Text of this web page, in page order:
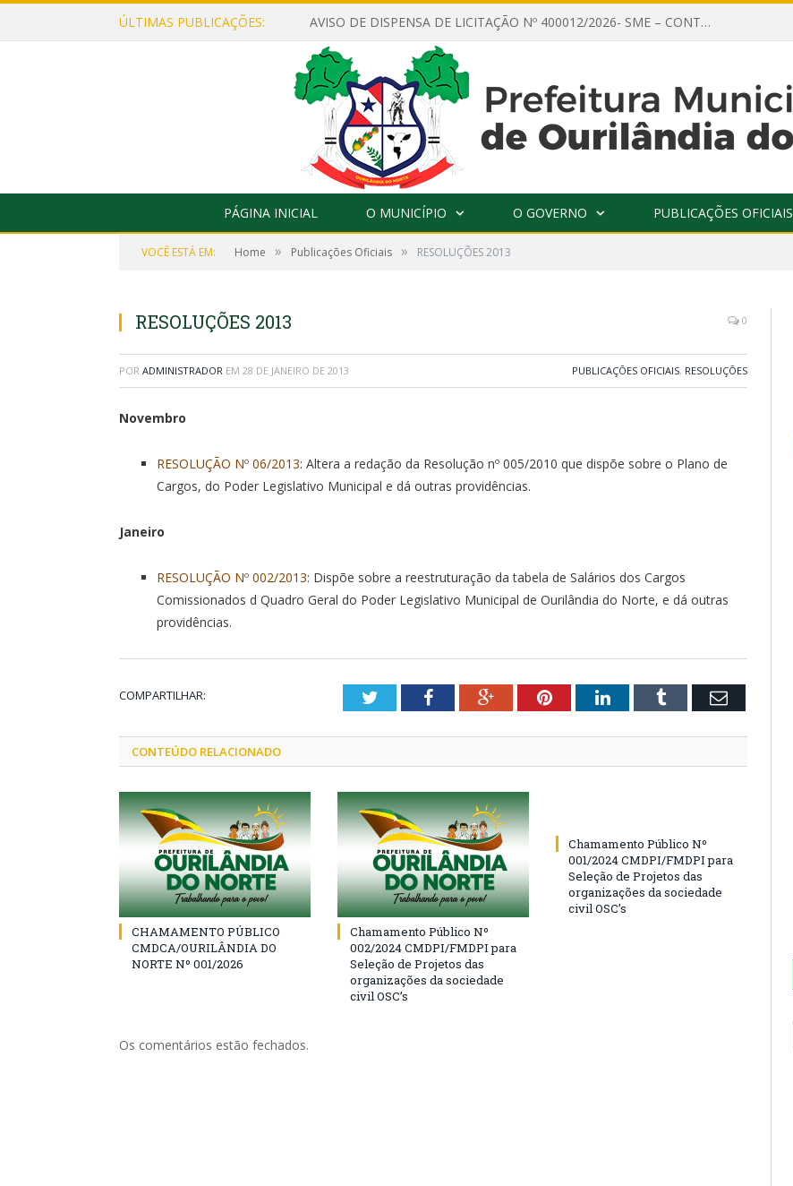
ÚLTIMAS PUBLICAÇÕES: AVISO DE DISPENSA DE LICITAÇÃO Nº 400012/2026- SME – CONTRATAÇÃO DE EMPRESA ESPECIALIZADA PARA LOCAÇÃO DE ÔNIBUS EXECUTIVO COM CAPACIDADE DE 60 (SESSENTA) POLTRONAS, PARA TRANSPORTAR PROFESSORES RESPONSÁVEIS E ALUNOS PARA BRASÍLIA, COM SAÍDA DIA 10/08/2026 E RETORNO DIA 14/08/2026
PÁGINA INICIAL O MUNICÍPIO O GOVERNO PUBLICAÇÕES OFICIAIS
VOCÊ ESTÁ EM: Home » Publicações Oficiais » RESOLUÇÕES 2013
RESOLUÇÕES 2013 0
POR ADMINISTRADOR EM 28 DE JANEIRO DE 2013 PUBLICAÇÕES OFICIAIS, RESOLUÇÕES
Novembro
RESOLUÇÃO Nº 06/2013: Altera a redação da Resolução nº 005/2010 que dispõe sobre o Plano de
Cargos, do Poder Legislativo Municipal e dá outras providências.
Janeiro
RESOLUÇÃO Nº 002/2013: Dispõe sobre a reestruturação da tabela de Salários dos Cargos
Comissionados d Quadro Geral do Poder Legislativo Municipal de Ourilândia do Norte, e dá outras
providências.
COMPARTILHAR: TwitterFacebookGoogle+PinterestLinkedInTumblr Email
CONTEÚDO RELACIONADO
CHAMAMENTO PÚBLICO
CMDCA/OURILÂNDIA DO
NORTE Nº 001/2026
Chamamento Público Nº
002/2024 CMDPI/FMDPI para
Seleção de Projetos das
organizações da sociedade
civil OSC’s
Chamamento Público Nº
001/2024 CMDPI/FMDPI para
Seleção de Projetos das
organizações da sociedade
civil OSC’s
Os comentários estão fechados.